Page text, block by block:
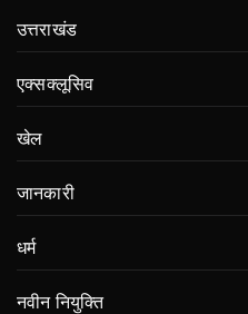
उत्तराखंड
एक्सक्लूसिव
खेल
जानकारी
धर्म
नवीन नियुक्ति